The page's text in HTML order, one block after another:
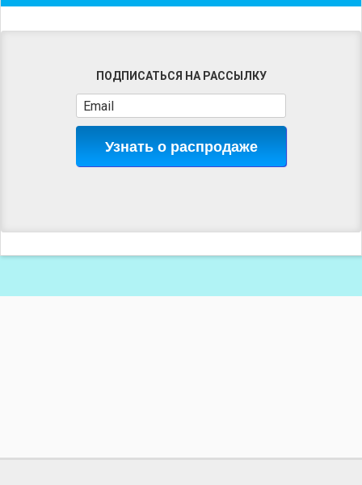
ПОДПИСАТЬСЯ НА РАССЫЛКУ
Узнать о распродаже